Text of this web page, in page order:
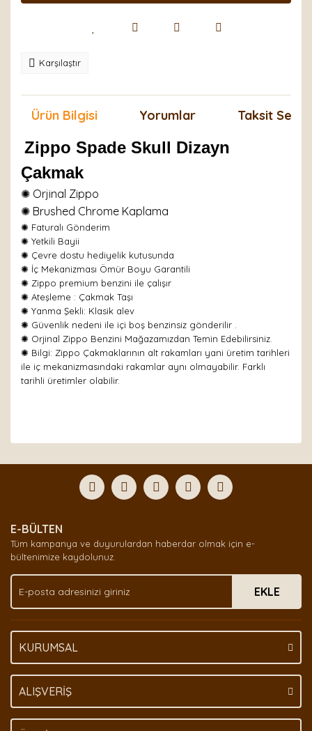
Karşılaştır
Ürün Bilgisi Yorumlar Taksit
Zippo Spade Skull Dizayn
Çakmak
✺ Orjinal Zippo
✺ Brushed Chrome Kaplama
✺ Faturalı Gönderim
✺ Yetkili Bayii
✺ Çevre dostu hediyelik kutusunda
✺ İç Mekanizması Ömür Boyu Garantili
✺ Zippo premium benzini ile çalışır
✺ Ateşleme : Çakmak Taşı
✺ Yanma Şekli: Klasik alev
✺ Güvenlik nedeni ile içi boş benzinsiz gönderilir .
✺ Orjinal Zippo Benzini Mağazamızdan Temin Edebilirsiniz.
✺ Bilgi: Zippo Çakmaklarının alt rakamları yani üretim tarihleri
ile iç mekanizmasındaki rakamlar aynı olmayabilir. Farklı
tarihli üretimler olabilir.
Yorum Yaz
formunu kullanarak tarafımıza iletebilirsiniz.
Görüş ve önerileriniz için teşekkür ederiz.
Ürün açıklamasında eksik bilgiler bulunuyor.
Ürün bilgilerinde hatalar bulunuyor.
Ürün fiyatı diğer sitelerden daha pahalı.
Bu ürüne benzer farklı alternatifler olmalı.
E-BÜLTEN
Tüm kampanya ve duyurulardan haberdar olmak için e-
bültenimize kaydolunuz.
EKLE
KURUMSAL
ALIŞVERİŞ